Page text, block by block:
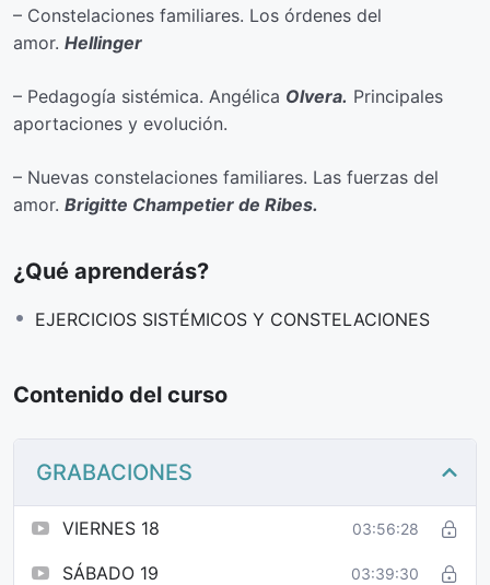
– Constelaciones familiares. Los órdenes del
amor. Hellinger
– Pedagogía sistémica. Angélica Olvera. Principales
aportaciones y evolución.
– Nuevas constelaciones familiares. Las fuerzas del
amor. Brigitte Champetier de Ribes.
¿Qué aprenderás?
EJERCICIOS SISTÉMICOS Y CONSTELACIONES
Contenido del curso
GRABACIONES
VIERNES 18 03:56:28
SÁBADO 19 03:39:30